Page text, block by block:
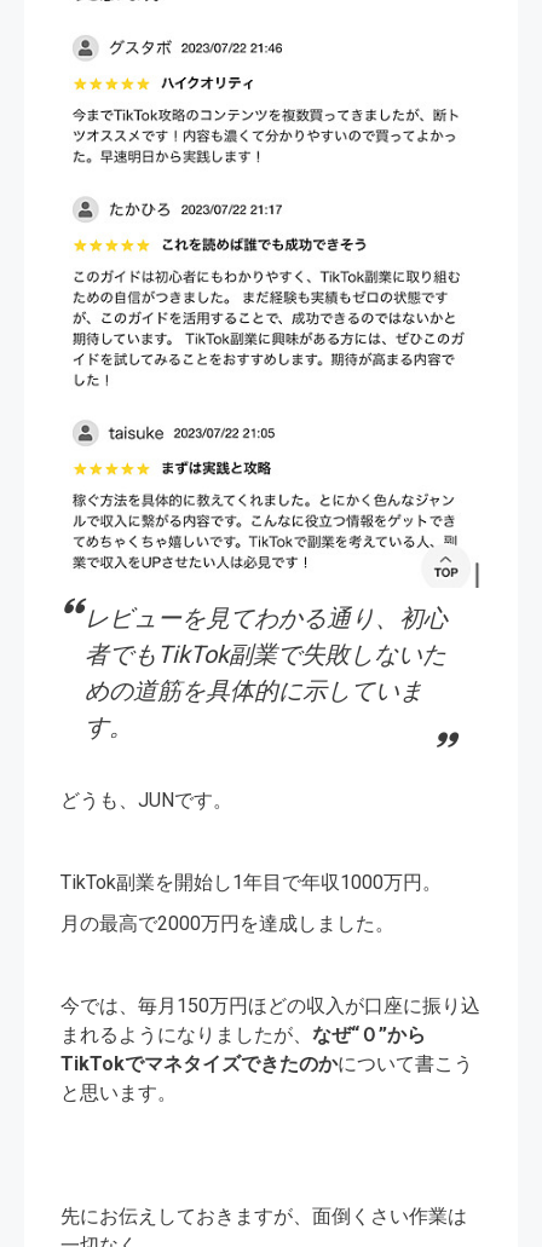
レビューを見てわかる通り、初心
者でもTikTok副業で失敗しないた
めの道筋を具体的に示していま
す。
どうも、JUNです。
TikTok副業を開始し1年目で年収1000万円。
月の最高で2000万円を達成しました。
今では、毎月150万円ほどの収入が口座に振り込
まれるようになりましたが、 なぜ“０”から
TikTokでマネタイズできたのかについて書こう
と思います。
先にお伝えしておきますが、面倒くさい作業は